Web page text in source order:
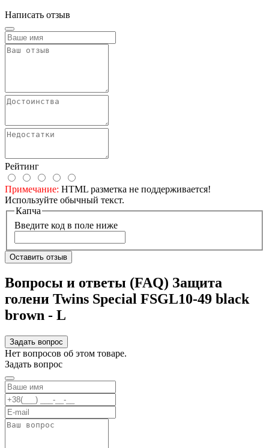
Написать отзыв
Рейтинг
Примечание: HTML разметка не поддерживается!
Используйте обычный текст.
Капча
Введите код в поле ниже
Оставить отзыв
Вопросы и ответы (FAQ) Защита
голени Twins Special FSGL10-49 black
brown - L
Задать вопрос
Нет вопросов об этом товаре.
Задать вопрос